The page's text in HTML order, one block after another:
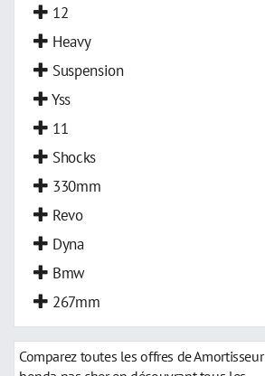
12
Heavy
Suspension
Yss
11
Shocks
330mm
Revo
Dyna
Bmw
267mm
Comparez toutes les offres de Amortisseur